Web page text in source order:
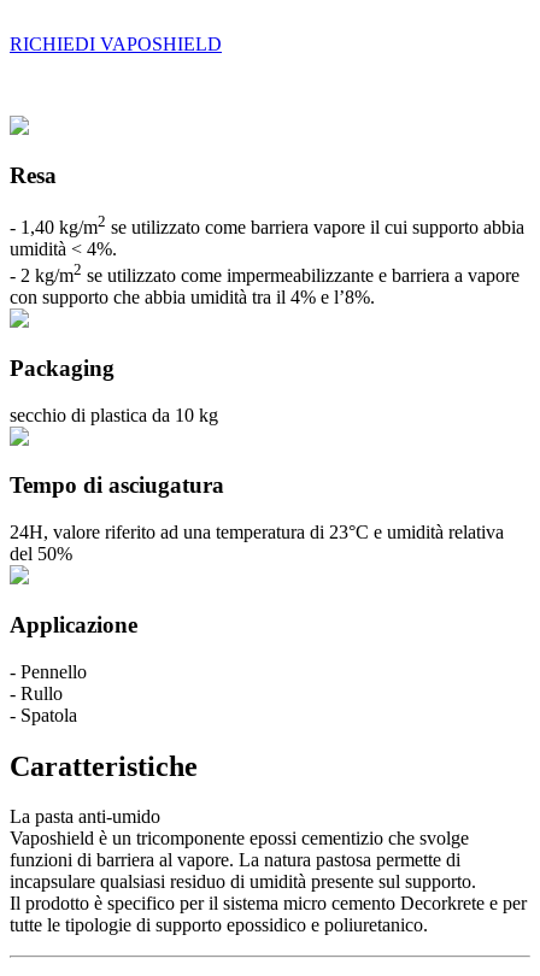
RICHIEDI VAPOSHIELD
Resa
- 1,40 kg/m2 se utilizzato come barriera vapore il cui supporto abbia
umidità < 4%.
- 2 kg/m2 se utilizzato come impermeabilizzante e barriera a vapore
con supporto che abbia umidità tra il 4% e l’8%.
Packaging
secchio di plastica da 10 kg
Tempo di asciugatura
24H, valore riferito ad una temperatura di 23°C e umidità relativa
del 50%
Applicazione
- Pennello
- Rullo
- Spatola
Caratteristiche
La pasta anti-umido
Vaposhield è un tricomponente epossi cementizio che svolge
funzioni di barriera al vapore. La natura pastosa permette di
incapsulare qualsiasi residuo di umidità presente sul supporto.
Il prodotto è specifico per il sistema micro cemento Decorkrete e per
tutte le tipologie di supporto epossidico e poliuretanico.